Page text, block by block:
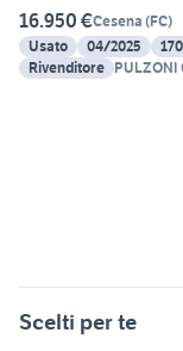
16.950 €Cesena (FC)
Usato
04/2025
Rivenditore
Scelti per te